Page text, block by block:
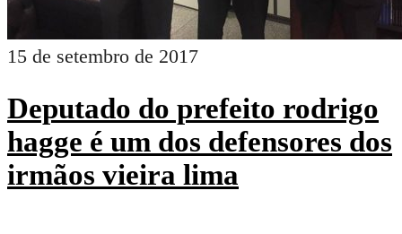
15 de setembro de 2017
Deputado do prefeito rodrigo
hagge é um dos defensores dos
irmãos vieira lima